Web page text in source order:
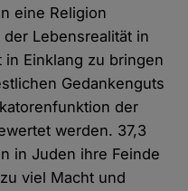
eine Religion
Lebensrealität in
Einklang zu bringen
Gedankenguts
der
werden. 37,3
in Juden ihre Feinde
viel Macht und